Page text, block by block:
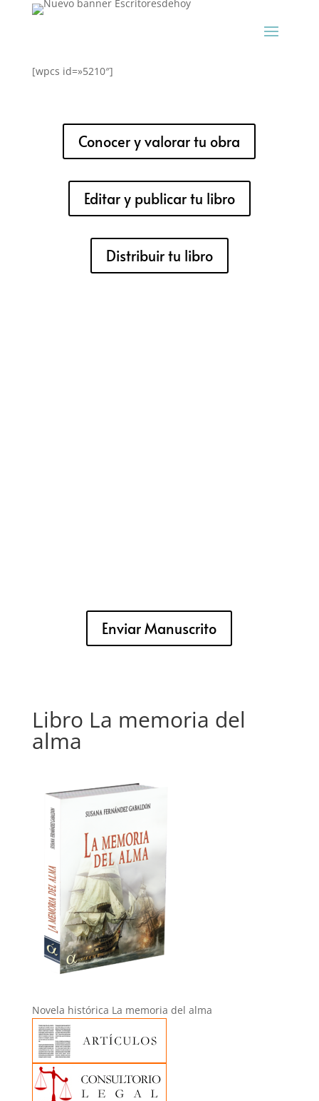
[wpcs id=»5210″]
Conocer y valorar tu obra
Editar y publicar tu libro
Distribuir tu libro
Enviar Manuscrito
Libro La memoria del
alma
Novela histórica La memoria del alma